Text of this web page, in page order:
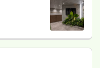
一時募集休止